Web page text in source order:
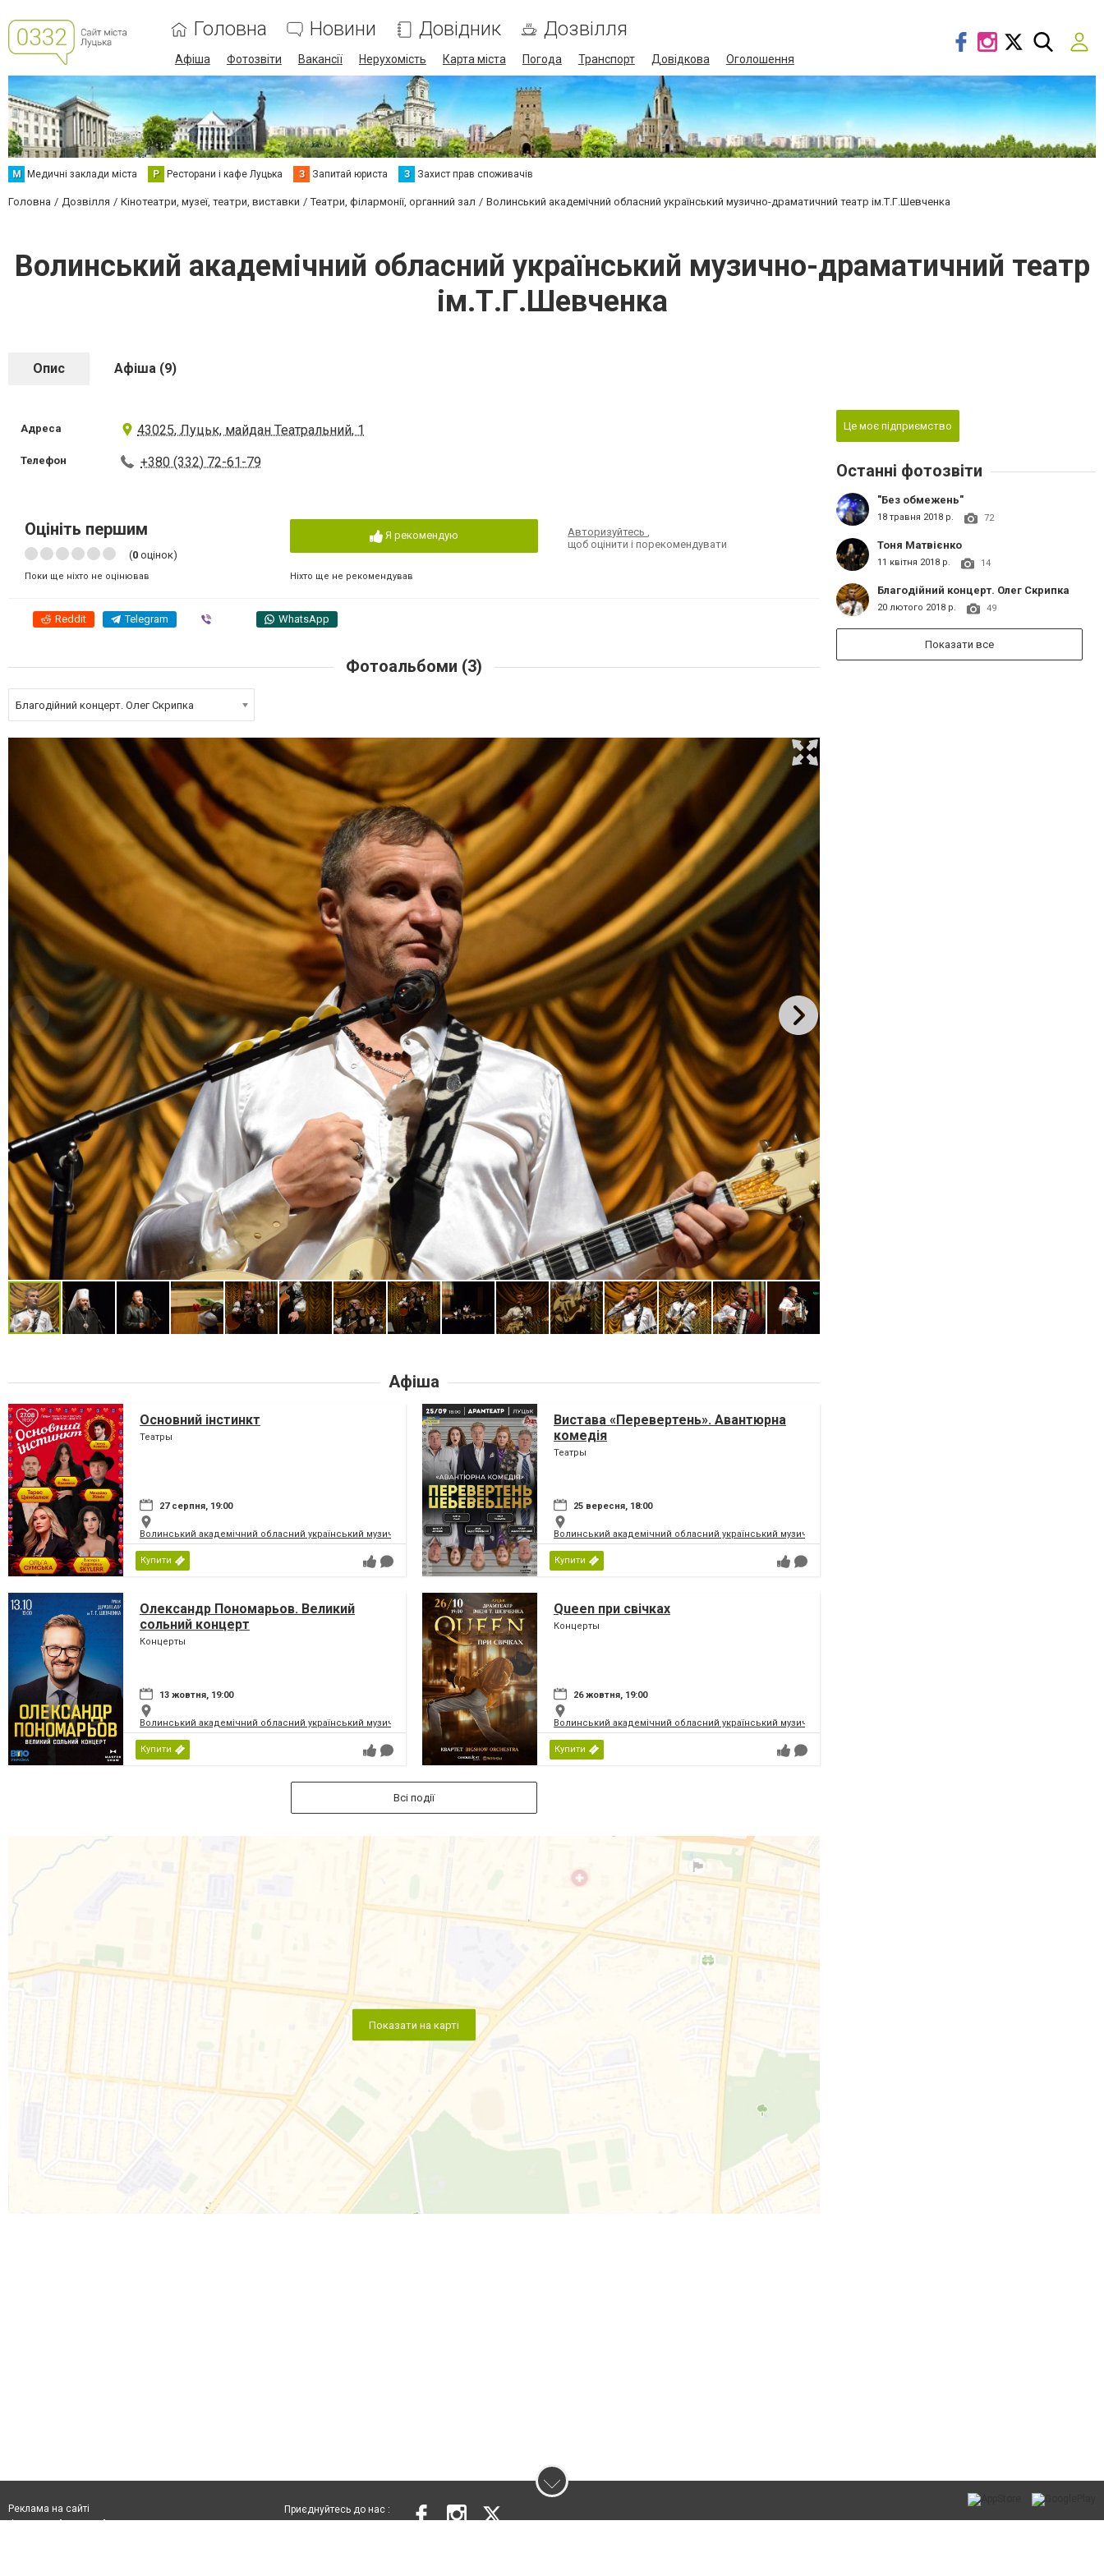
Головна Новини Довідник Дозвілля
Афіша Фотозвіти Вакансії Нерухомість Карта міста Погода Транспорт Довідкова Оголошення
М Медичні заклади міста Р Ресторани і кафе Луцька З Запитай юриста З Захист прав споживачів
Головна Дозвілля Кінотеатри, музеї, театри, виставки Театри, філармонії, органний зал Волинський академічний обласний український музично-драматичний театр ім.Т.Г.Шевченка
Волинський академічний обласний український музично-драматичний театр
ім.Т.Г.Шевченка
Опис Афіша (9)
Адреса 43025, Луцьк, майдан Театральний, 1
Телефон +380 (332) 72-61-79
Оцініть першим
(0 оцінок)
Поки ще ніхто не оцінював
Я рекомендую
Ніхто ще не рекомендував
Авторизуйтесь,
щоб оцінити і порекомендувати
Reddit Telegram WhatsApp
Фотоальбоми (3)
Благодійний концерт. Олег Скрипка
Афіша
Основний інстинкт
Театры
27 серпня, 19:00
Волинський академічний обласний український музично-драматичний театр ім.Т.Г.Шевченка
Купити
Вистава «Перевертень». Авантюрна
комедія
Театры
25 вересня, 18:00
Волинський академічний обласний український музично-драматичний театр ім.Т.Г.Шевченка
Купити
Олександр Пономарьов. Великий
сольний концерт
Концерты
13 жовтня, 19:00
Волинський академічний обласний український музично-драматичний театр ім.Т.Г.Шевченка
Купити
Queen при свічках
Концерты
26 жовтня, 19:00
Волинський академічний обласний український музично-драматичний театр ім.Т.Г.Шевченка
Купити
Всі події
Показати на карті
Це моє підприємство
Останні фотозвіти
"Без обмежень"
18 травня 2018 р. 72
Тоня Матвієнко
11 квітня 2018 р. 14
Благодійний концерт. Олег Скрипка
20 лютого 2018 р. 49
Показати все
Реклама на сайті
Франшиза "CitySites"
Приєднуйтесь до нас :